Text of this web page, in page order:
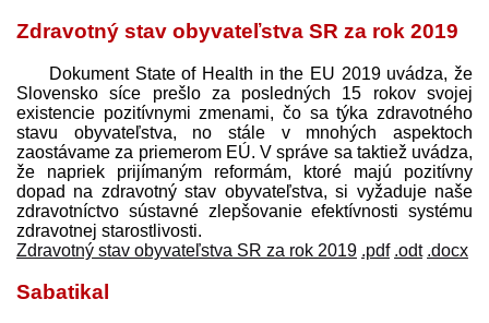
Zdravotný stav obyvateľstva SR za rok 2019
Dokument State of Health in the EU 2019 uvádza, že
Slovensko síce prešlo za posledných 15 rokov svojej
existencie pozitívnymi zmenami, čo sa týka zdravotného
stavu obyvateľstva, no stále v mnohých aspektoch
zaostávame za priemerom EÚ. V správe sa taktiež uvádza,
že napriek prijímaným reformám, ktoré majú pozitívny
dopad na zdravotný stav obyvateľstva, si vyžaduje naše
zdravotníctvo sústavné zlepšovanie efektívnosti systému
zdravotnej starostlivosti.
Zdravotný stav obyvateľstva SR za rok 2019 .pdf .odt .docx
Sabatikal